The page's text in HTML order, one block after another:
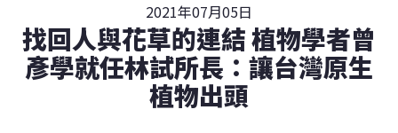
2021年07月05日
找回人與花草的連結 植物學者曾
彥學就任林試所長：讓台灣原生
植物出頭